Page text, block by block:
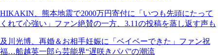
HIKAKIN、熊本地震で2000万円寄付に「いつも先頭にたって
くれて心強い」ファン絶賛の一方、3.11の投稿を蒸し返す声も
及川光博、再婚＆お相手妊娠に「ベイベーできた」ファン祝
福…船越英一郎ら芸能界“遅咲きパパ”の潮流